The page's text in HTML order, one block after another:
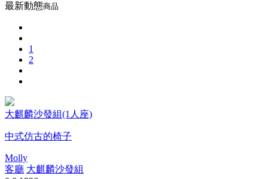
最新動態商品
1
2
大麒麟沙發組(1人座)
中式仿古的椅子
Molly
客廳 大麒麟沙發組